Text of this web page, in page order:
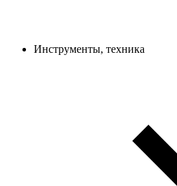
Инструменты, техника